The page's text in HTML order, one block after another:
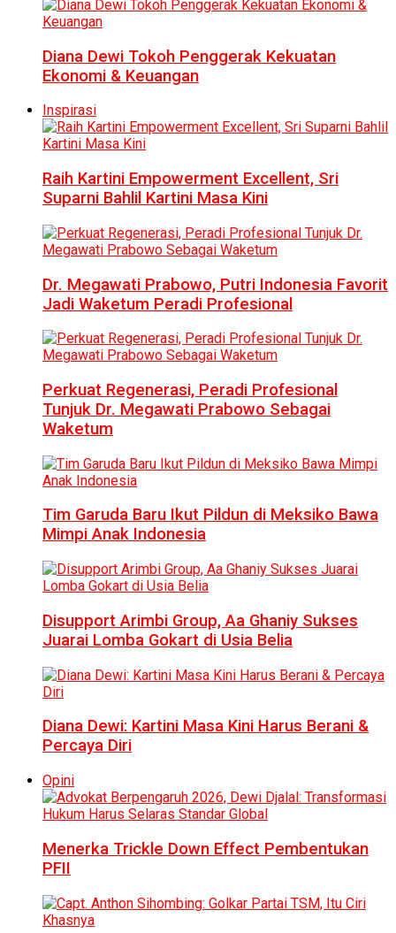
Diana Dewi Tokoh Penggerak Kekuatan
Ekonomi & Keuangan
Inspirasi
Raih Kartini Empowerment Excellent, Sri
Suparni Bahlil Kartini Masa Kini
Dr. Megawati Prabowo, Putri Indonesia Favorit
Jadi Waketum Peradi Profesional
Perkuat Regenerasi, Peradi Profesional
Tunjuk Dr. Megawati Prabowo Sebagai
Waketum
Tim Garuda Baru Ikut Pildun di Meksiko Bawa
Mimpi Anak Indonesia
Disupport Arimbi Group, Aa Ghaniy Sukses
Juarai Lomba Gokart di Usia Belia
Diana Dewi: Kartini Masa Kini Harus Berani &
Percaya Diri
Opini
Menerka Trickle Down Effect Pembentukan
PFII